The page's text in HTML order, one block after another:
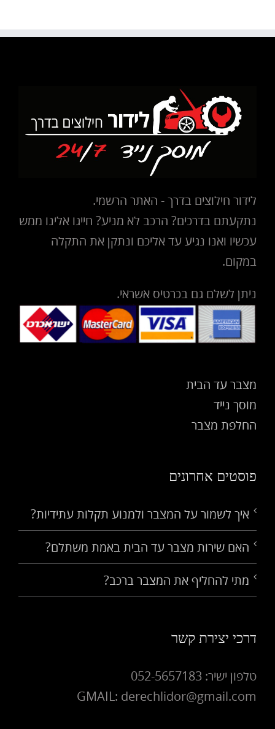
לידור חילוצים בדרך - האתר הרשמי.
נתקעתם בדרכים? הרכב לא מניע? חייגו אלינו ממש
עכשיו ואנו נגיע עד אליכם ונתקן את התקלה
במקום.
ניתן לשלם גם בכרטיס אשראי.
מצבר עד הבית
מוסך נייד
החלפת מצבר
פוסטים אחרונים
איך לשמור על המצבר ולמנוע תקלות עתידיות?
האם שירות מצבר עד הבית באמת משתלם?
מתי להחליף את המצבר ברכב?
דרכי יצירת קשר
טלפון ישיר: 052-5657183
GMAIL: derechlidor@gmail.com